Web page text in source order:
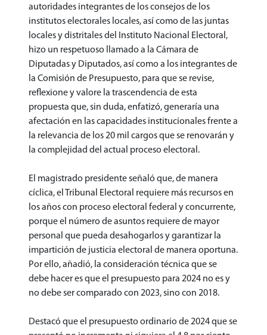
autoridades integrantes de los consejos de los
institutos electorales locales, así como de las juntas
locales y distritales del Instituto Nacional Electoral,
hizo un respetuoso llamado a la Cámara de
Diputadas y Diputados, así como a los integrantes de
la Comisión de Presupuesto, para que se revise,
reflexione y valore la trascendencia de esta
propuesta que, sin duda, enfatizó, generaría una
afectación en las capacidades institucionales frente a
la relevancia de los 20 mil cargos que se renovarán y
la complejidad del actual proceso electoral.
El magistrado presidente señaló que, de manera
cíclica, el Tribunal Electoral requiere más recursos en
los años con proceso electoral federal y concurrente,
porque el número de asuntos requiere de mayor
personal que pueda desahogarlos y garantizar la
impartición de justicia electoral de manera oportuna.
Por ello, añadió, la consideración técnica que se
debe hacer es que el presupuesto para 2024 no es y
no debe ser comparado con 2023, sino con 2018.
Destacó que el presupuesto ordinario de 2024 que se